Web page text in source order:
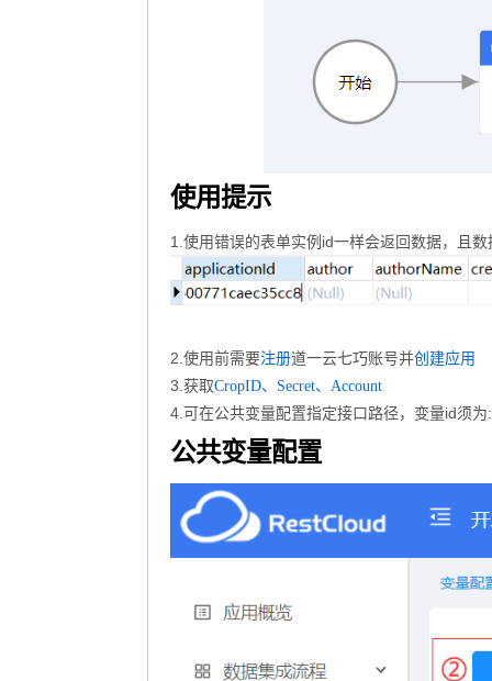
使用提示
1.使用错误的表单实例id一样会返回数据，且
2.使用前需要注册道一云七巧账号并创建应用
3.获取CropID、Secret、Account
4.可在公共变量配置指定接口路径，变量id须
公共变量配置